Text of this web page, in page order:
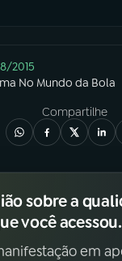
2015
No Mundo da Bola
Compartilhe
sobre a
você acessou.
em